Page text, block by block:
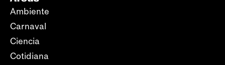
Ambiente
Carnaval
Ciencia
Cotidiana